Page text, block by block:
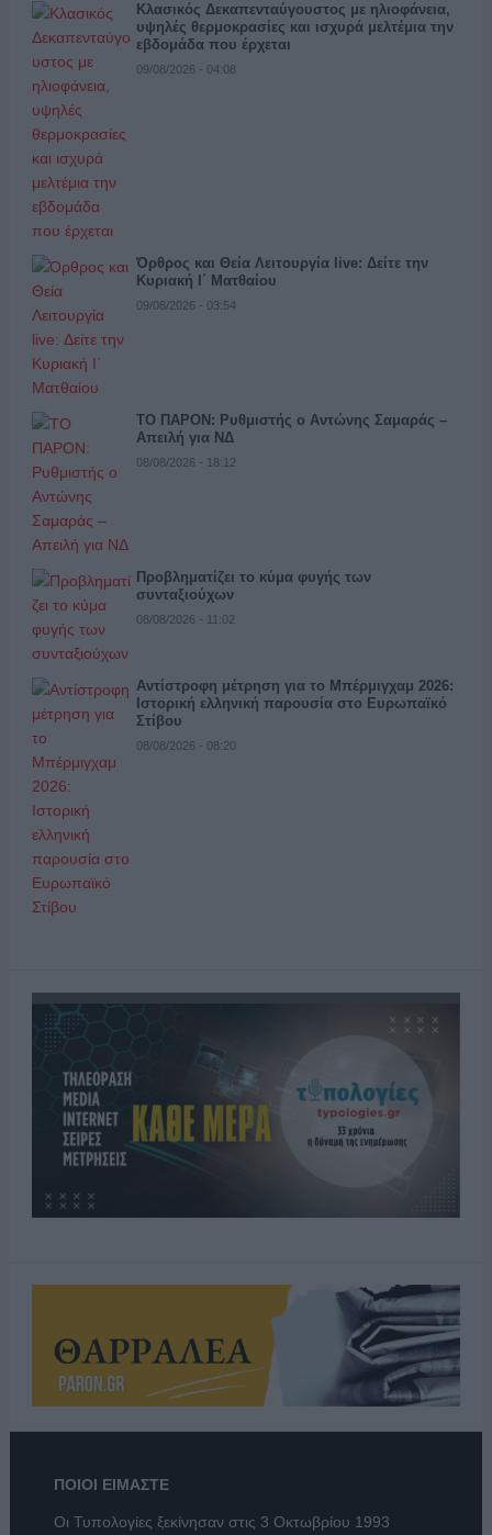
Κλασικός Δεκαπενταύγουστος με ηλιοφάνεια,
υψηλές θερμοκρασίες και ισχυρά μελτέμια την
εβδομάδα που έρχεται
09/08/2026 - 04:08
Όρθρος και Θεία Λειτουργία live: Δείτε την
Κυριακή Ι΄ Ματθαίου
09/08/2026 - 03:54
ΤΟ ΠΑΡΟΝ: Ρυθμιστής ο Αντώνης Σαμαράς –
Απειλή για ΝΔ
08/08/2026 - 18:12
Προβληματίζει το κύμα φυγής των
συνταξιούχων
08/08/2026 - 11:02
Αντίστροφη μέτρηση για το Μπέρμιγχαμ 2026:
Ιστορική ελληνική παρουσία στο Ευρωπαϊκό
Στίβου
08/08/2026 - 08:20
ΠΟΙΟΙ ΕΙΜΑΣΤΕ
Οι Τυπολογίες ξεκίνησαν στις 3 Οκτωβρίου 1993